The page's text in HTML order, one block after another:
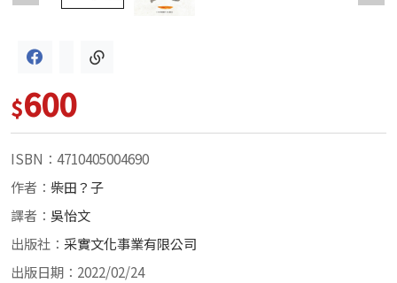
$600
ISBN：4710405004690
作者： 柴田？子
譯者： 吳怡文
出版社： 采實文化事業有限公司
出版日期：2022/02/24